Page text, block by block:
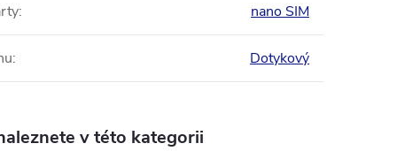
: nano SIM
: Dotykový
v této kategorii